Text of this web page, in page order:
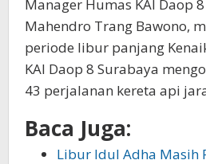
Manager Humas KAI Daop
Mahendro Trang Bawono,
periode libur panjang
KAI Daop 8 Surabaya
43 perjalanan kereta api
Baca Juga:
Libur Idul Adha Masih